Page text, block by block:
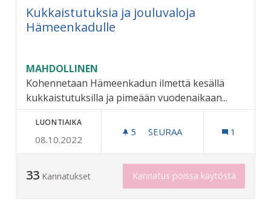
Kukkaistutuksia ja jouluvaloja
Hämeenkadulle
MAHDOLLINEN
Kohennetaan Hämeenkadun ilmettä kesällä
kukkaistutuksilla ja pimeään vuodenaikaan...
LUONTIAIKA
08.10.2022
5 5 SEURAAJAA
SEURAA 1
33 Kannatukset Kannatus poissa käytöstä